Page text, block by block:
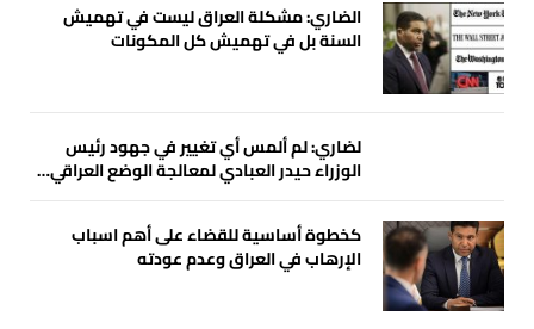
الضاري: مشكلة العراق ليست في تهميش
السنة بل في تهميش كل المكونات
لضاري: لم ألمس أي تغيير في جهود رئيس
الوزراء حيدر العبادي لمعالجة الوضع العراقي…
كخطوة أساسية للقضاء على أهم اسباب
الإرهاب في العراق وعدم عودته